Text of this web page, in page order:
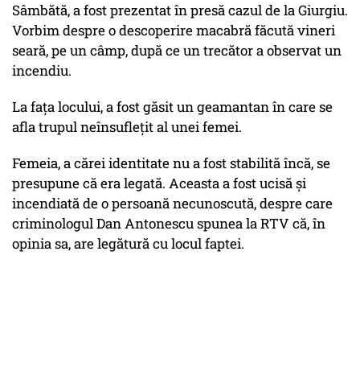
Sâmbătă, a fost prezentat în presă cazul de la Giurgiu.
Vorbim despre o descoperire macabră făcută vineri
seară, pe un câmp, după ce un trecător a observat un
incendiu.
La fața locului, a fost găsit un geamantan în care se
afla trupul neînsuflețit al unei femei.
Femeia, a cărei identitate nu a fost stabilită încă, se
presupune că era legată. Aceasta a fost ucisă și
incendiată de o persoană necunoscută, despre care
criminologul Dan Antonescu spunea la RTV că, în
opinia sa, are legătură cu locul faptei.